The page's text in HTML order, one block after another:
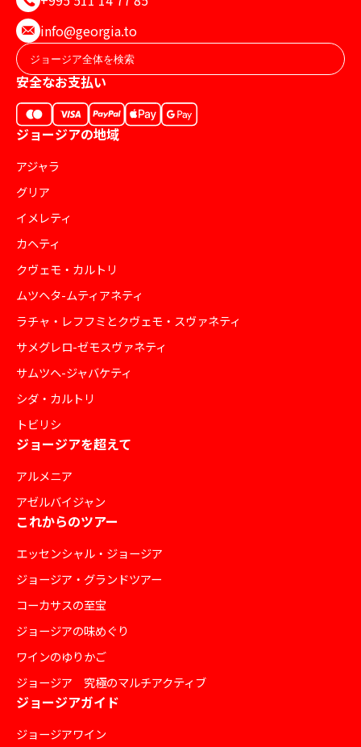
info@georgia.to
安全なお支払い
ジョージアの地域
アジャラ
グリア
イメレティ
カヘティ
クヴェモ・カルトリ
ムツヘタ-ムティアネティ
ラチャ・レフフミとクヴェモ・スヴァネティ
サメグレロ-ゼモスヴァネティ
サムツヘ-ジャバケティ
シダ・カルトリ
トビリシ
ジョージアを超えて
アルメニア
アゼルバイジャン
これからのツアー
エッセンシャル・ジョージア
ジョージア・グランドツアー
コーカサスの至宝
ジョージアの味めぐり
ワインのゆりかご
ジョージア 究極のマルチアクティブ
ジョージアガイド
ジョージアワイン